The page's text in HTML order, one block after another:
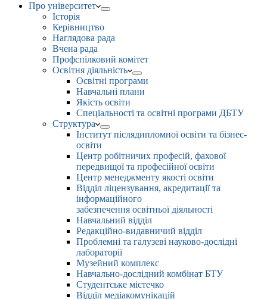
Про університет
Історія
Керівництво
Наглядова рада
Вчена рада
Профспілковий комітет
Освітня діяльність
Освітні програми
Навчальні плани
Якість освіти
Спеціальності та освітні програми ДБТУ
Структура
Інститут післядипломної освіти та бізнес-
освіти
Центр робітничих професій, фахової
передвищої та професійної освіти
Центр менеджменту якості освіти
Відділ ліцензування, акредитації та
інформаційного
забезпечення освітньої діяльності
Навчальний відділ
Редакційно-видавничий відділ
Проблемні та галузеві науково-дослідні
лабораторії
Музейний комплекс
Навчально-дослідний комбінат БТУ
Студентське містечко
Відділ медіакомунікацій